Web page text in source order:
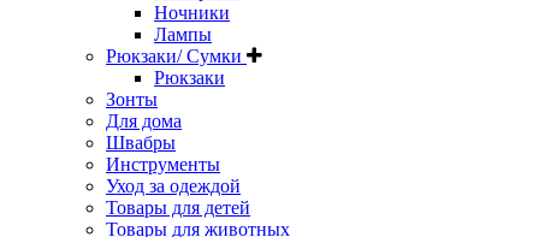
Ночники
Лампы
Рюкзаки/ Сумки
Рюкзаки
Зонты
Для дома
Швабры
Инструменты
Уход за одеждой
Товары для детей
Товары для животных